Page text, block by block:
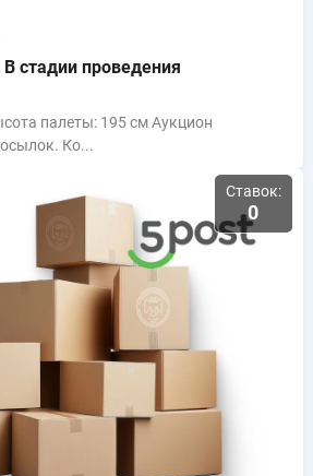
В стадии проведения
палеты: 195 см Аукцион
Ко...
Ставок:
0